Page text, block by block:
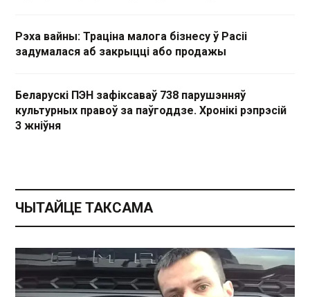
Рэха вайны: Траціна малога бізнесу ў Расіі
задумалася аб закрыцці або продажы
Беларускі ПЭН зафіксаваў 738 парушэнняў
культурных правоў за паўгоддзе. Хронікі рэпрэсій
3 жніўня
ЧЫТАЙЦЕ ТАКСАМА